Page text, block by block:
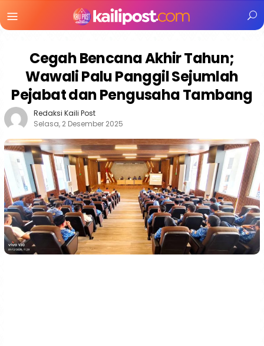
Mobile
Cegah Bencana Akhir Tahun;
Wawali Palu Panggil Sejumlah
Pejabat dan Pengusaha Tambang
Redaksi Kaili Post
Selasa, 2 Desember 2025